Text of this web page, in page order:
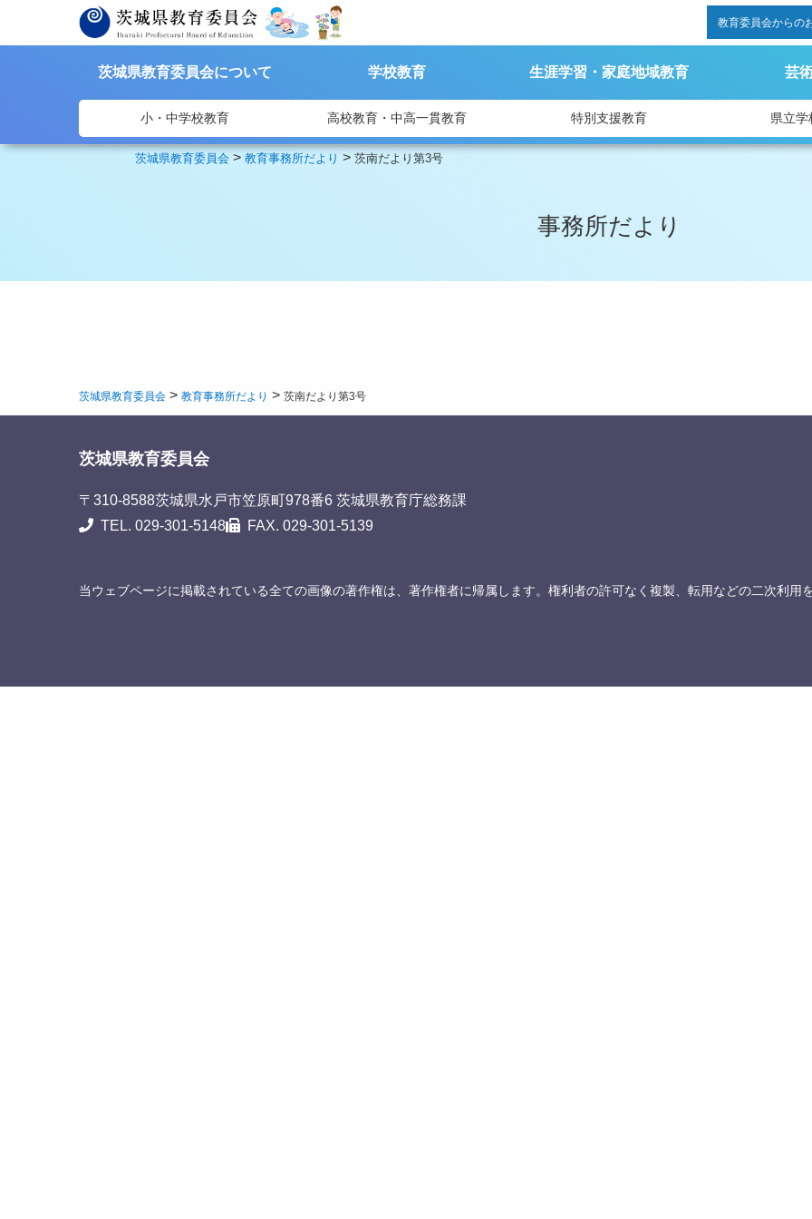
教育委員会からの
茨城県教育委員会について 学校教育 生涯学習・家庭地域教育 芸
小・中学校教育 高校教育・中高一貫教育 特別支援教育 県立学
茨城県教育委員会 >教育事務所だより >茨南だより第3号
事務所だより
茨城県教育委員会 > 教育事務所だより > 茨南だより第3号
茨城県教育委員会
〒310-8588茨城県水戸市笠原町978番6 茨城県教育庁総務課
TEL. 029-301-5148
FAX. 029-301-5139
当ウェブページに掲載されている全ての画像の著作権は、著作権者に帰属します。権利者の許可なく複製、転用などの二次利用